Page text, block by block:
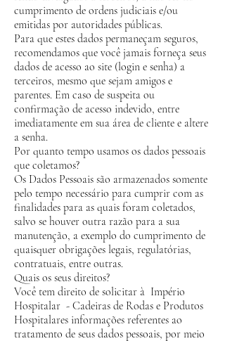
cumprimento de ordens judiciais e/ou
emitidas por autoridades públicas.
Para que estes dados permaneçam seguros,
recomendamos que você jamais forneça seus
dados de acesso ao site (login e senha) a
terceiros, mesmo que sejam amigos e
parentes. Em caso de suspeita ou
confirmação de acesso indevido, entre
imediatamente em sua área de cliente e altere
a senha.
Por quanto tempo usamos os dados pessoais
que coletamos?
Os Dados Pessoais são armazenados somente
pelo tempo necessário para cumprir com as
finalidades para as quais foram coletados,
salvo se houver outra razão para a sua
manutenção, a exemplo do cumprimento de
quaisquer obrigações legais, regulatórias,
contratuais, entre outras.
Quais os seus direitos?
Você tem direito de solicitar à Império
Hospitalar - Cadeiras de Rodas e Produtos
Hospitalares informações referentes ao
tratamento de seus dados pessoais, por meio